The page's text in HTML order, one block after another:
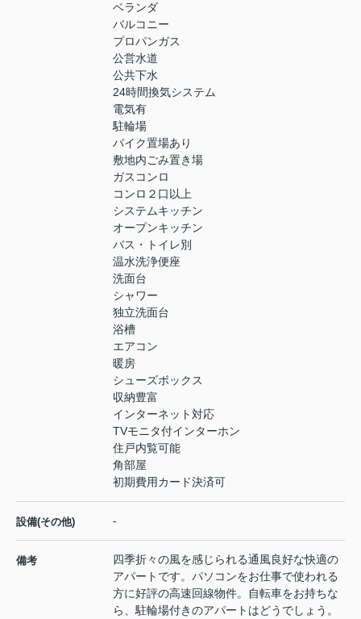
ベランダ
バルコニー
プロパンガス
公営水道
公共下水
24時間換気システム
電気有
駐輪場
バイク置場あり
敷地内ごみ置き場
ガスコンロ
コンロ２口以上
システムキッチン
オープンキッチン
バス・トイレ別
温水洗浄便座
洗面台
シャワー
独立洗面台
浴槽
エアコン
暖房
シューズボックス
収納豊富
インターネット対応
TVモニタ付インターホン
住戸内覧可能
角部屋
初期費用カード決済可
設備(その他) -
備考
四季折々の風を感じられる通風良好な快適の
アパートです。パソコンをお仕事で使われる
方に好評の高速回線物件。自転車をお持ちな
ら、駐輪場付きのアパートはどうでしょう。